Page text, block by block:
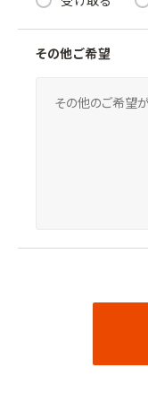
その他ご希望